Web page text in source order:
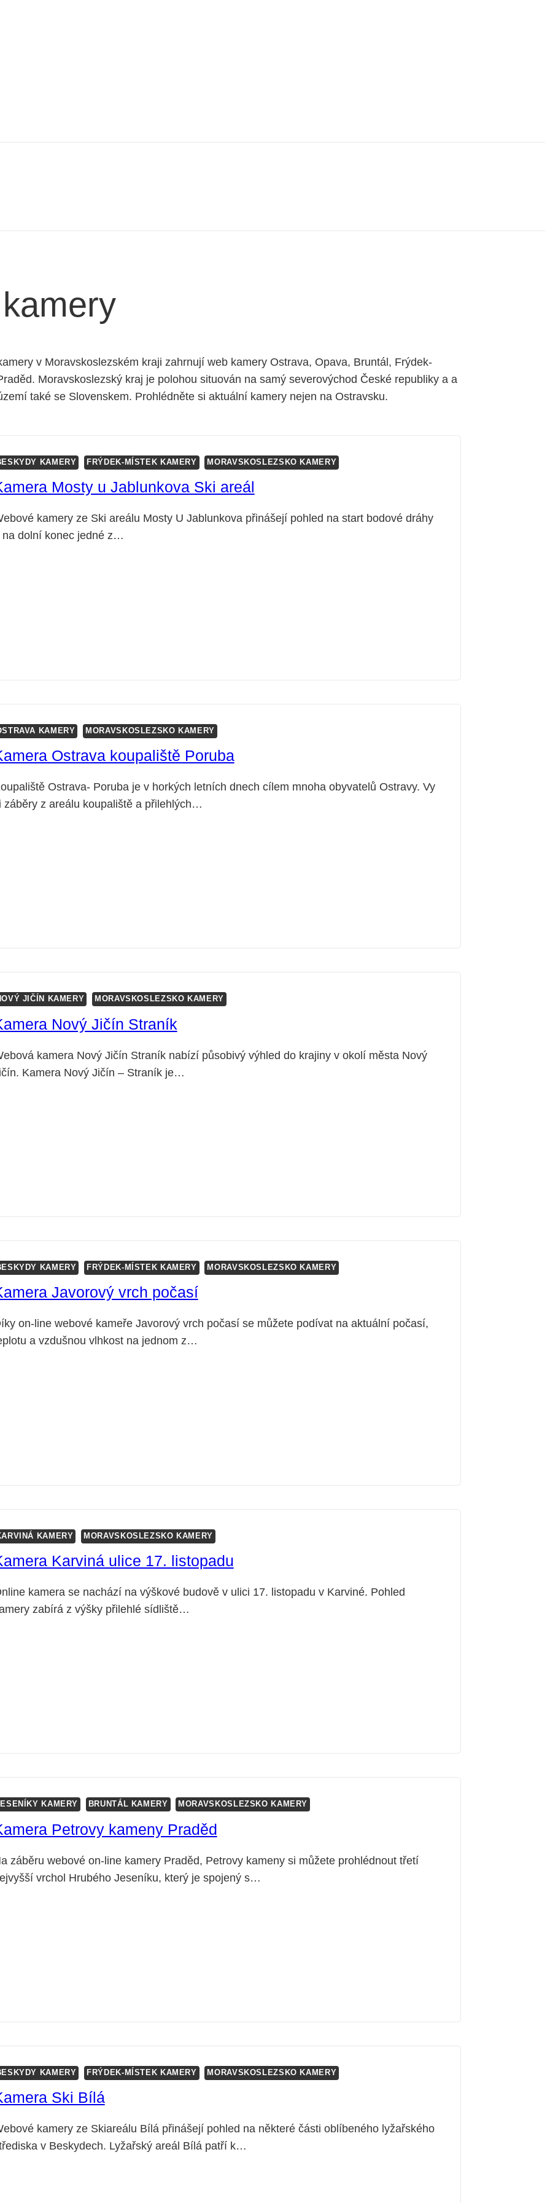
v Moravskoslezském kraji zahrnují web kamery Ostrava, Opava, Bruntál, Frýdek-
Moravskoslezský kraj je polohou situován na samý severovýchod České republiky a a
také se Slovenskem. Prohlédněte si aktuální kamery nejen na Ostravsku.
KAMERY FRÝDEK-MÍSTEK KAMERY MORAVSKOSLEZSKO KAMERY
Mosty u Jablunkova Ski areál
kamery ze Ski areálu Mosty U Jablunkova přinášejí pohled na start bodové dráhy
na dolní konec jedné z…
KAMERY MORAVSKOSLEZSKO KAMERY
Ostrava koupaliště Poruba
Ostrava- Poruba je v horkých letních dnech cílem mnoha obyvatelů Ostravy. Vy
záběry z areálu koupaliště a přilehlých…
JIČÍN KAMERY MORAVSKOSLEZSKO KAMERY
Nový Jičín Straník
kamera Nový Jičín Straník nabízí působivý výhled do krajiny v okolí města Nový
Kamera Nový Jičín – Straník je…
KAMERY FRÝDEK-MÍSTEK KAMERY MORAVSKOSLEZSKO KAMERY
Javorový vrch počasí
on-line webové kameře Javorový vrch počasí se můžete podívat na aktuální počasí,
a vzdušnou vlhkost na jednom z…
KAMERY MORAVSKOSLEZSKO KAMERY
Karviná ulice 17. listopadu
kamera se nachází na výškové budově v ulici 17. listopadu v Karviné. Pohled
zabírá z výšky přilehlé sídliště…
KAMERY BRUNTÁL KAMERY MORAVSKOSLEZSKO KAMERY
Petrovy kameny Praděd
záběru webové on-line kamery Praděd, Petrovy kameny si můžete prohlédnout třetí
vrchol Hrubého Jeseníku, který je spojený s…
KAMERY FRÝDEK-MÍSTEK KAMERY MORAVSKOSLEZSKO KAMERY
Ski Bílá
kamery ze Skiareálu Bílá přinášejí pohled na některé části oblíbeného lyžařského
v Beskydech. Lyžařský areál Bílá patří k…